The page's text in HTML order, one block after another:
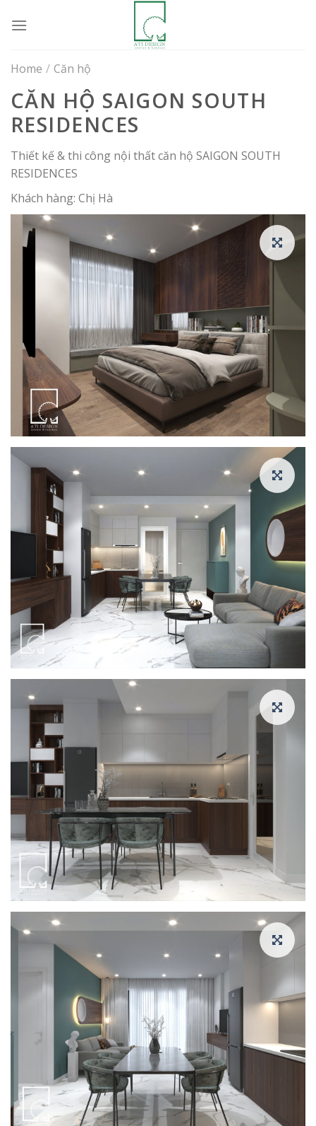
Home / Căn hộ
CĂN HỘ SAIGON SOUTH
RESIDENCES
Thiết kế & thi công nội thất căn hộ SAIGON SOUTH
RESIDENCES
Khách hàng: Chị Hà